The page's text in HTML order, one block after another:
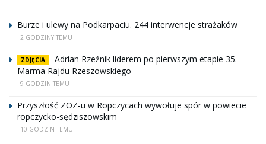
Burze i ulewy na Podkarpaciu. 244 interwencje strażaków
2 GODZINY TEMU
ZDJĘCIA
Adrian Rzeźnik liderem po pierwszym etapie 35.
Marma Rajdu Rzeszowskiego
9 GODZIN TEMU
Przyszłość ZOZ-u w Ropczycach wywołuje spór w powiecie
ropczycko-sędziszowskim
10 GODZIN TEMU